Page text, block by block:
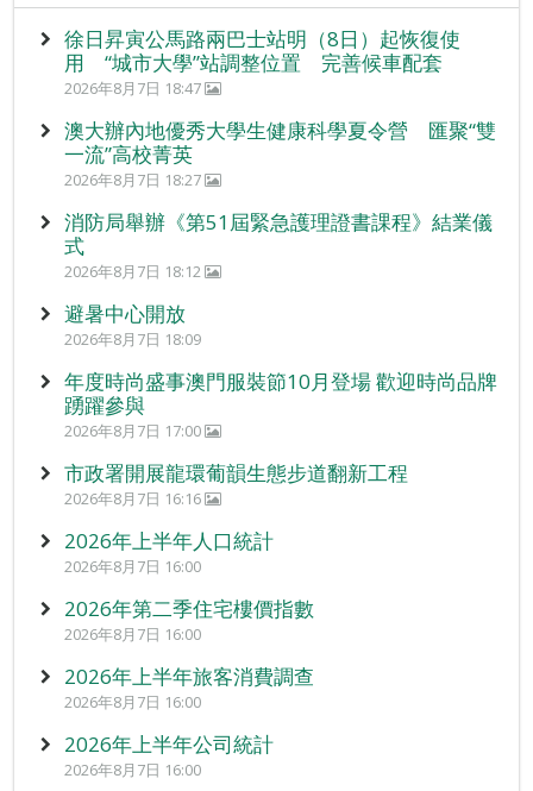
徐日昇寅公馬路兩巴士站明（8日）起恢復使
用 “城市大學”站調整位置 完善候車配套
2026年8月7日 18:47
澳大辦內地優秀大學生健康科學夏令營 匯聚“雙
一流”高校菁英
2026年8月7日 18:27
消防局舉辦《第51屆緊急護理證書課程》結業儀
式
2026年8月7日 18:12
避暑中心開放
2026年8月7日 18:09
年度時尚盛事澳門服裝節10月登場 歡迎時尚品牌
踴躍參與
2026年8月7日 17:00
市政署開展龍環葡韻生態步道翻新工程
2026年8月7日 16:16
2026年上半年人口統計
2026年8月7日 16:00
2026年第二季住宅樓價指數
2026年8月7日 16:00
2026年上半年旅客消費調查
2026年8月7日 16:00
2026年上半年公司統計
2026年8月7日 16:00